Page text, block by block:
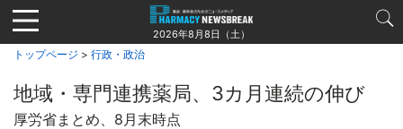
Jump
to
navigation
2026年8月8日（土）
トップページ > 行政・政治
地域・専門連携薬局、3カ月連続の伸び
厚労省まとめ、8月末時点